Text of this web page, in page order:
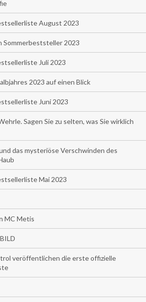
August 2023
Sommerbeststeller 2023
Juli 2023
2023 auf einen Blick
Juni 2023
Sagen Sie zu selten, was Sie wirklich
das mysteriöse Verschwinden des
Mai 2023
MC Metis
veröffentlichen die erste offizielle